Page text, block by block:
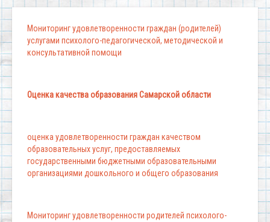
Мониторинг удовлетворенности граждан (родителей)
услугами психолого-педагогической, методической и
консультативной помощи
Оценка качества образования Самарской области
оценка удовлетворенности граждан качеством
образовательных услуг, предоставляемых
государственными бюджетными образовательными
организациями дошкольного и общего образования
Мониторинг удовлетворенности родителей психолого-